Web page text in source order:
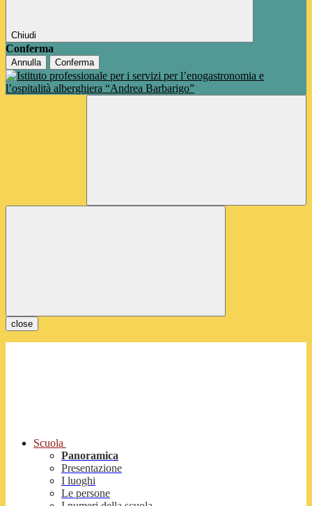
Chiudi
Conferma
Annulla Conferma
close
Scuola
Panoramica
Presentazione
I luoghi
Le persone